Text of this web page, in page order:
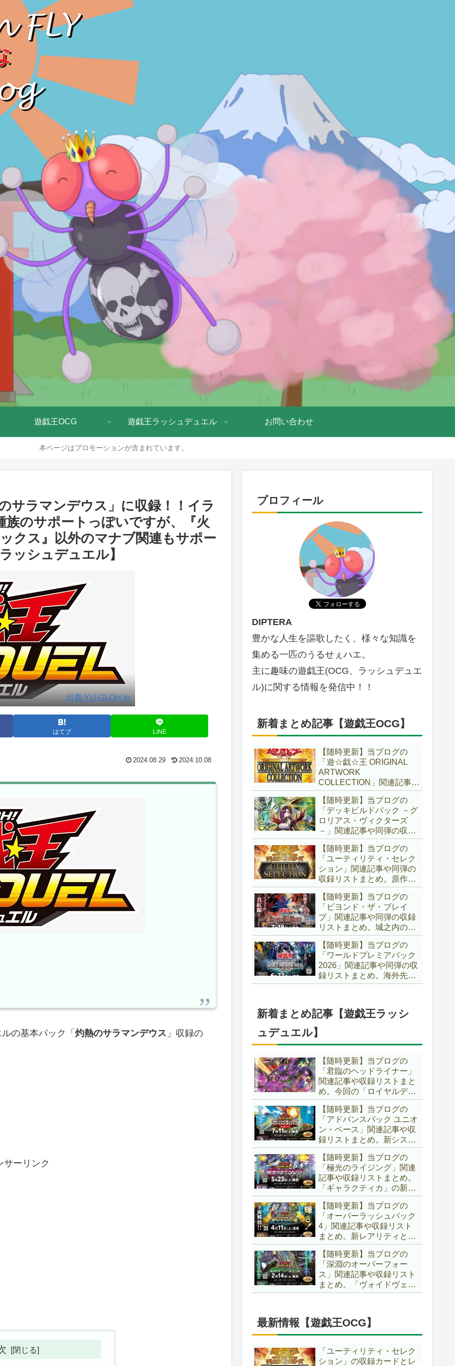
遊戯王OCG 遊戯王ラッシュデュエル お問い合わせ
本ページはプロモーションが含まれています。
サラマンデウス」に収録！！イラ
のサポートっぽいですが、『火
クス』以外のマナブ関連もサポー
ッシュデュエル】
出典:YU-GI-OH.jp
はてブ LINE
2024.08.29 2024.10.08
の基本パック「 灼熱のサラマンデウス 」収録の
サーリンク
プロフィール
DIPTERA
豊かな人生を謳歌したく、様々な知識を
集める一匹のうるせぇハエ。
主に趣味の遊戯王(OCG、ラッシュデュエ
ル)に関する情報を発信中！！
新着まとめ記事【遊戯王OCG】
【随時更新】当ブログの
「遊☆戯☆王 ORIGINAL
ARTWORK
COLLECTION」関連記事や
同弾の収録リストまとめ。
マンガスタイルとオーバー
フレームに焦点を当てた新
商品！！また、原作のモン
スターもリメイクされてい
ます！！【遊戯王OCG】
【随時更新】当ブログの
「デッキビルドパック －グ
ロリアス・ヴィクターズ
－」関連記事や同弾の収録
リストまとめ。効果を持た
ない古のモンスターを使役
する儀式テーマ「セネト」
に加え、「レイズ・ムー
ン」や「異解△」も登
場！！【遊戯王OCG】
【随時更新】当ブログの
「ユーティリティ・セレク
ション」関連記事や同弾の
収録リストまとめ。原作の
名シーンや懐かしの人気モ
ンスターをイメージした新
規カードが多数登場！！ま
た、「ドミナス」などの豪
華再録にも注目ですね～。
【遊戯王OCG】
【随時更新】当ブログの
「ビヨンド・ザ・ブレイ
ブ」関連記事や同弾の収録
リストまとめ。城之内のカ
ードたちが『時の黒魔術
師』関連となってリメイ
ク！！さらに、「Ｄ－ＨＥ
ＲＯ」の『幽獄の時計塔』
も待望のリメイクです！！
【随時更新】当ブログの
「ワールドプレミアパック
2026」関連記事や同弾の収
録リストまとめ。海外先行
カードが例年より早く来
ージした『リビングデッド
の呼び声』関連に注目が集
新着まとめ記事【遊戯王ラッシ
ュデュエル】
【随時更新】当ブログの
「君臨のヘッドライナー」
関連記事や収録リストまと
め。今回の「ロイヤルデモ
ンズ」は相手モンスターを
リリース！！また、新テー
マとして「救惺」、「ヘル
シィ」、「ゴエゴエ」も登
場です！！【遊戯王ラッシ
ュデュエル】
【随時更新】当ブログの
「アドバンスパック ユニオ
ン・ベース」関連記事や収
録リストまとめ。新システ
ム「ユニオンフュージョ
ン」の登場により、ようや
く原作さながらの「ＸＹ
Ｚ」が使用可能となりまし
た！！【遊戯王ラッシュデ
ュエル】
【随時更新】当ブログの
「極光のライジング」関連
記事や収録リストまとめ。
「ギャラクティカ」の新た
なフュージョンモンスター
やイラスト違い、「報道」
の強化に加え、幻竜族の新
テーマ「纏竜」も登場で
す！！【遊戯王ラッシュデ
ュエル】
【随時更新】当ブログの
「オーバーラッシュパック
4」関連記事や収録リスト
まとめ。新レアリティとし
てフルオーバーラッシュレ
ア仕様が初登場！！そし
て、OCGの大人気テーマ
「霊使い」も同時に実装さ
れています！！【遊戯王ラ
【随時更新】当ブログの
「深淵のオーバーフォー
ス」関連記事や収録リスト
まとめ。「ヴォイドヴェル
グ」や「夢中」、「ラ
「コスモス姫」などの人気
テーマ強化に加え、「冥
跡」もテーマ化です！！
【遊戯王ラッシュデュエ
ル】
最新情報【遊戯王OCG】
「ユーティリティ・セレク
ション」の収録カードとレ